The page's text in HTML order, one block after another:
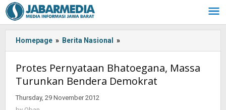
Skip
to
content
Homepage » Berita Nasional »
Pernyataan
Massa
Turunkan
Protes Pernyataan Bhatoegana, Massa
Turunkan Bendera Demokrat
Thursday, 29 November 2012